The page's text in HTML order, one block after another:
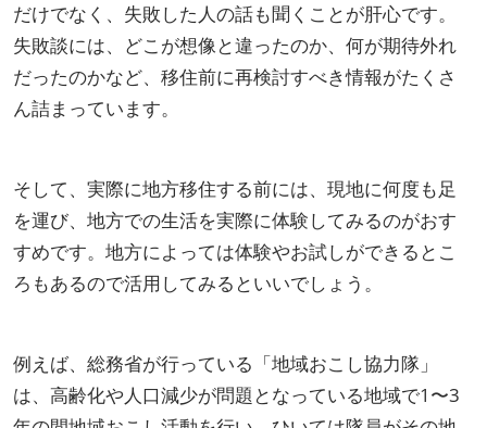
だけでなく、失敗した人の話も聞くことが肝心です。
失敗談には、どこが想像と違ったのか、何が期待外れ
だったのかなど、移住前に再検討すべき情報がたくさ
ん詰まっています。
そして、実際に地方移住する前には、現地に何度も足
を運び、地方での生活を実際に体験してみるのがおす
すめです。地方によっては体験やお試しができるとこ
ろもあるので活用してみるといいでしょう。
例えば、総務省が行っている「地域おこし協力隊」
は、高齢化や人口減少が問題となっている地域で1〜3